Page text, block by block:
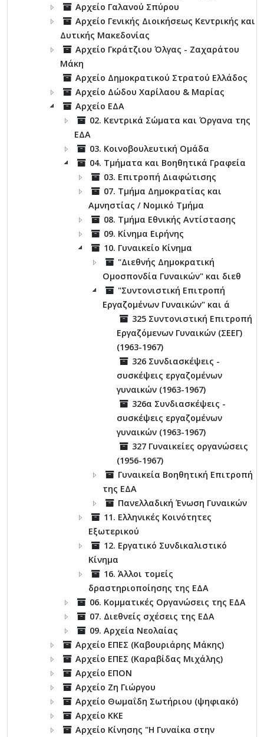
Αρχείο Γαλανού Σπύρου
Αρχείο Γενικής Διοικήσεως Κεντρικής και
Δυτικής Μακεδονίας
Αρχείο Γκράτζιου Όλγας - Ζαχαράτου
Μάκη
Αρχείο Δημοκρατικού Στρατού Ελλάδος
Αρχείο Δώδου Χαρίλαου & Μαρίας
Αρχείο ΕΔΑ
02. Κεντρικά Σώματα και Όργανα της
ΕΔΑ
03. Κοινοβουλευτική Ομάδα
04. Τμήματα και Βοηθητικά Γραφεία
03. Επιτροπή Διαφώτισης
07. Τμήμα Δημοκρατίας και
Αμνηστίας / Νομικό Τμήμα
08. Τμήμα Εθνικής Αντίστασης
09. Κίνημα Ειρήνης
10. Γυναικείο Κίνημα
"Διεθνής Δημοκρατική
Ομοσπονδία Γυναικών" και διεθ
"Συντονιστική Επιτροπή
Εργαζομένων Γυναικών" και ά
325 Συντονιστική Επιτροπή
Εργαζόμενων Γυναικών (ΣΕΕΓ)
(1963-1967)
326 Συνδιασκέψεις -
συσκέψεις εργαζομένων
γυναικών (1963-1967)
326α Συνδιασκέψεις -
συσκέψεις εργαζομένων
γυναικών (1963-1967)
327 Γυναικείες οργανώσεις
(1956-1967)
Γυναικεία Βοηθητική Επιτροπή
της ΕΔΑ
Πανελλαδική Ένωση Γυναικών
11. Ελληνικές Κοινότητες
Εξωτερικού
12. Εργατικό Συνδικαλιστικό
Κίνημα
16. Άλλοι τομείς
δραστηριοποίησης της ΕΔΑ
06. Κομματικές Οργανώσεις της ΕΔΑ
07. Διεθνείς σχέσεις της ΕΔΑ
09. Αρχεία Νεολαίας
Αρχείο ΕΠΕΣ (Καβουριάρης Μάκης)
Αρχείο ΕΠΕΣ (Καραβίδας Μιχάλης)
Αρχείο ΕΠΟΝ
Αρχείο Ζη Γιώργου
Αρχείο Θωμαΐδη Σωτήριου (ψηφιακό)
Αρχείο ΚΚΕ
Αρχείο Κίνησης "Η Γυναίκα στην